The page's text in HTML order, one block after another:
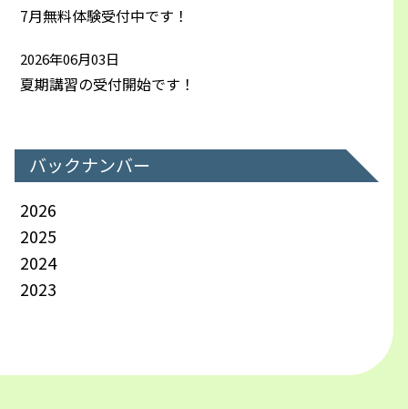
7月無料体験受付中です！
2026年06月03日
夏期講習の受付開始です！
バックナンバー
2026
2025
2024
2023